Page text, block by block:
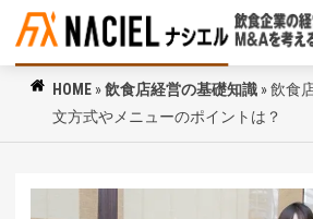
HOME »飲食店経営の基礎知識 »飲食
文方式やメニューのポイントは？